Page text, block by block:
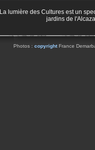
La lumière des Cultures est un
jardins de
Photos : copyrightFrance